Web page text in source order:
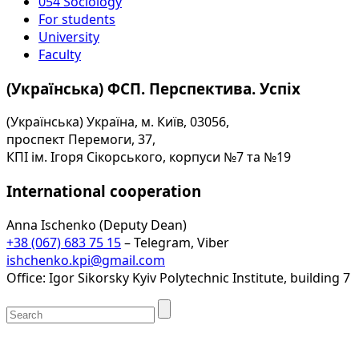
For students
University
Faculty
(Українська) ФСП. Перспектива. Успіх
(Українська) Україна, м. Київ, 03056,
проспект Перемоги, 37,
КПІ ім. Ігоря Сікорського, корпуси №7 та №19
International cooperation
Anna Ischenko (Deputy Dean)
+38 (067) 683 75 15– Telegram, Viber
ishchenko.kpi@gmail.com
Office: Igor Sikorsky Kyiv Polytechnic Institute, building 7